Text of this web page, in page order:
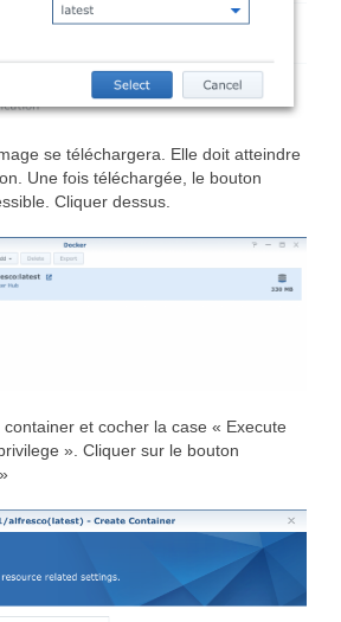
se téléchargera. Elle doit atteindre
Une fois téléchargée, le bouton
Cliquer dessus.
et cocher la case « Execute
». Cliquer sur le bouton